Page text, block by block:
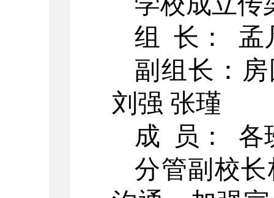
组
长：
孟
副组长：
刘强 张瑾
成
员：
各
分管副校